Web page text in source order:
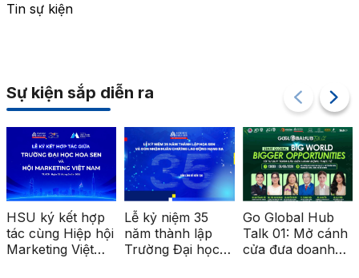
Tin sự kiện
Sự kiện sắp diễn ra
HSU ký kết hợp
tác cùng Hiệp hội
Marketing Việt
Lễ kỷ niệm 35
năm thành lập
Trường Đại học
Go Global Hub
Talk 01: Mở cánh
cửa đưa doanh